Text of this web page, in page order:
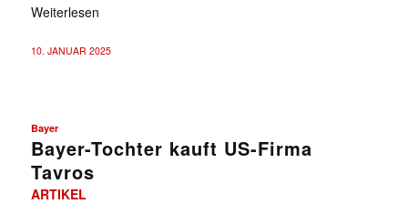
Weiterlesen
10. JANUAR 2025
Bayer
Bayer-Tochter kauft US-Firma
Tavros
ARTIKEL